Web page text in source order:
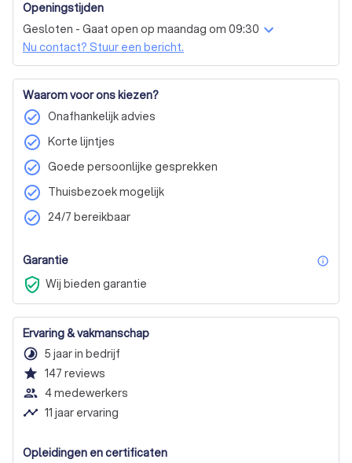
Buying your first home
Refinance mortgage
cash-out refinance
Digital contact (online / by phone)
In-person contact (at location)
Openingstijden
Gesloten - Gaat open op maandag om 09:30
Nu contact? Stuur een bericht.
Waarom voor ons kiezen?
check_circle Onafhankelijk advies
check_circle Korte lijntjes
check_circle Goede persoonlijke gesprekken
check_circle Thuisbezoek mogelijk
check_circle 24/7 bereikbaar
Garantie
verified_user Wij bieden garantie
Ervaring & vakmanschap
timelapse 5 jaar in bedrijf
star 147 reviews
people_outline 4 medewerkers
timeline 11 jaar ervaring
Opleidingen en certificaten